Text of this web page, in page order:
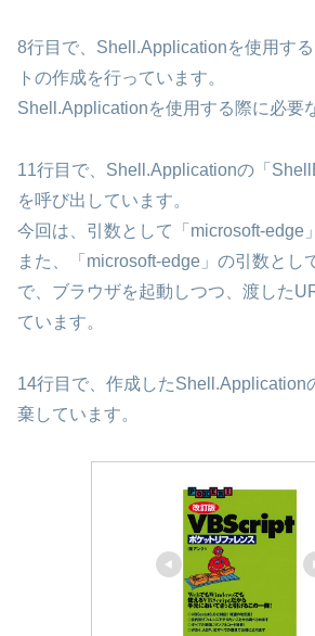
8行目で、Shell.Applicationを使用す
トの作成を行っています。
Shell.Applicationを使用する際に必要
11行目で、Shell.Applicationの「
を呼び出しています。
今回は、引数として「microsoft-edge
また、「microsoft-edge」の引数とし
で、ブラウザを起動しつつ、渡した
ています。
14行目で、作成したShell.Application
棄しています。